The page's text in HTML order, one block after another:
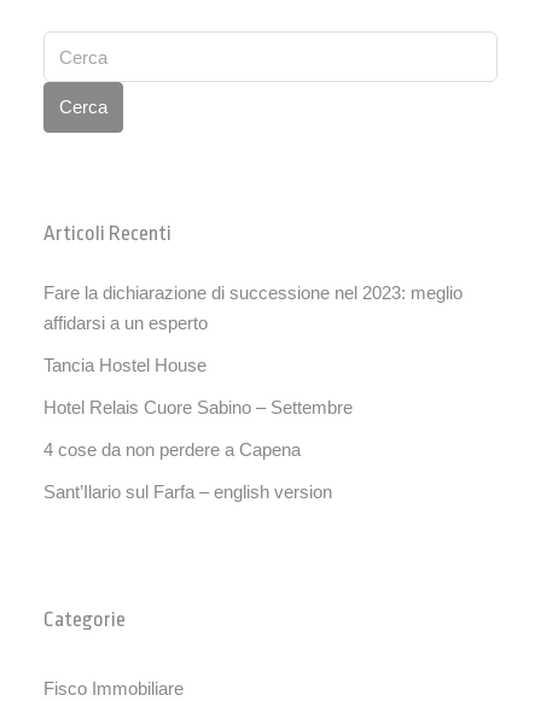
Cerca
Articoli Recenti
Fare la dichiarazione di successione nel 2023: meglio
affidarsi a un esperto
Tancia Hostel House
Hotel Relais Cuore Sabino – Settembre
4 cose da non perdere a Capena
Sant’Ilario sul Farfa – english version
Categorie
Fisco Immobiliare